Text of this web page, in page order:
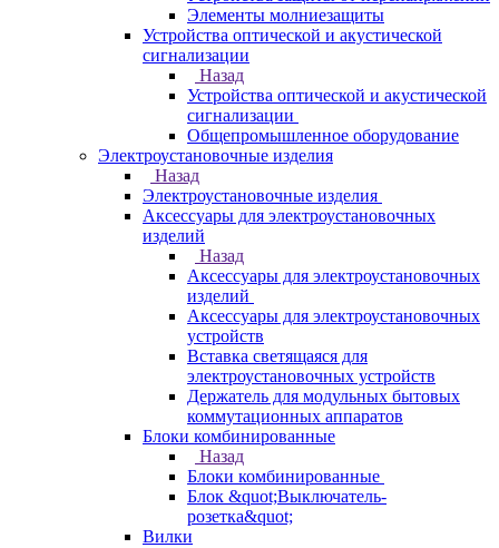
Элементы молниезащиты
Устройства оптической и акустической
сигнализации
Назад
Устройства оптической и акустической
сигнализации
Общепромышленное оборудование
Электроустановочные изделия
Назад
Электроустановочные изделия
Аксессуары для электроустановочных
изделий
Назад
Аксессуары для электроустановочных
изделий
Аксессуары для электроустановочных
устройств
Вставка светящаяся для
электроустановочных устройств
Держатель для модульных бытовых
коммутационных аппаратов
Блоки комбинированные
Назад
Блоки комбинированные
Блок &quot;Выключатель-
розетка&quot;
Вилки